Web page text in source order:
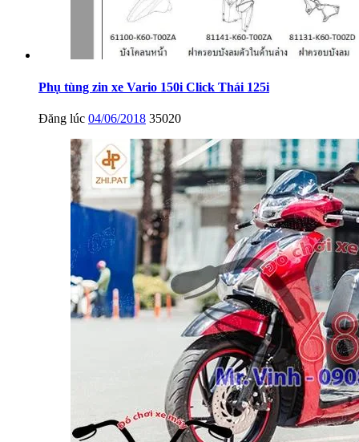
Phụ tùng zin xe Vario 150i Click Thái 125i
Đăng lúc 04/06/2018 35020